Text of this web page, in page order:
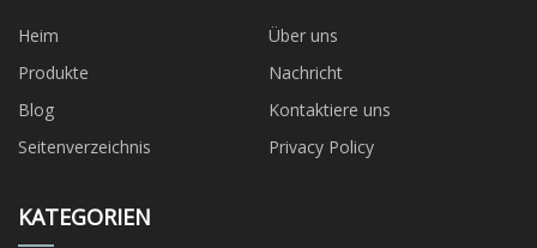
Heim
Über uns
Produkte
Nachricht
Blog
Kontaktiere uns
Seitenverzeichnis
Privacy Policy
KATEGORIEN